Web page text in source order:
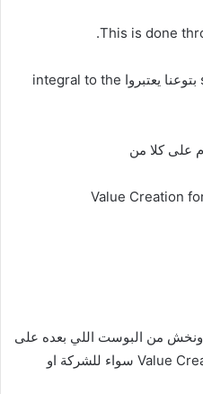
This is done
وزي ما عدنا وزيدنا الsix capitals بتوعنا يعتبروا integral to the
على كلا من
Value Creation
من البوست اللي بعده على
تفصيل الكلام في عنوان حتة Value Creation سواء للشركة او